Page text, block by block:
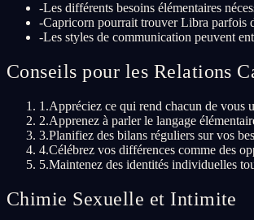
-Les différents besoins élémentaires
-Capricorn pourrait trouver Libra parfois
-Les styles de communication peuvent
Conseils pour les Relations
1 .Appréciez ce qui rend chacun de vous
2.Apprenez à parler le langage
3.Planifiez des bilans réguliers sur vos
4.Célébrez vos différences comme des
5.Maintenez des identités individuelles
Chimie Sexuelle et Intimite